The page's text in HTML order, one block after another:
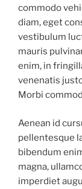
commodo
diam, eget
vestibulum
mauris
enim, in
venenatis
Morbi
Aenean id
pellentesque
bibendum
magna,
imperdiet